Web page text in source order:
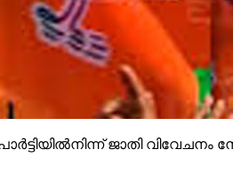
ജാതി വിവേചനം